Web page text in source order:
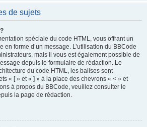
de sujets
spéciale du code HTML, vous offrant un
en forme d’un message. L’utilisation du BBCode
mais il vous est également possible de
depuis le formulaire de rédaction. Le
du code HTML, les balises sont
« [ » et « ] » à la place des chevrons « < » et
à propos du BBCode, veuillez consulter le
la page de rédaction.